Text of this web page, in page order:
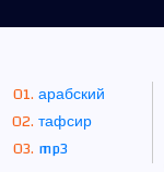
арабский
тафсир
mp3